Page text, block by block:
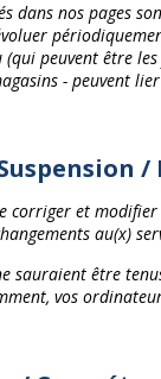
dans nos pages
peuvent être
- peuvent
corriger et
au(x)
sauraient être
vos